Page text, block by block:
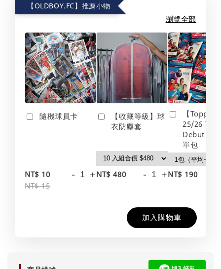
【OLDBOY.FC】推薦小物
瀏覽全部
隨機球員卡
NT$ 10
NT$ 15
- +
【收藏等級】球
衣防塵套
NT$ 480 - +
【Topps】
25/26 英
Debut
單包
NT$ 190
加入購物車